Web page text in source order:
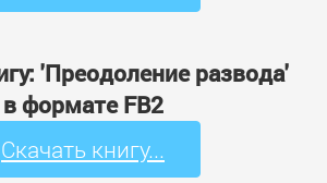
'Преодоление развода'
в формате FB2
Скачать книгу...